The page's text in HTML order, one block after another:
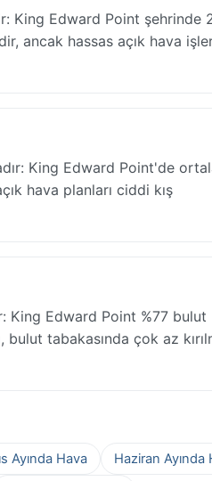
King Edward Point şehrinde
ancak hassas açık hava
King Edward Point'de
hava planları ciddi kış
King Edward Point %77 bulut
tabakasında çok az
Ayında Hava
Haziran Ayında